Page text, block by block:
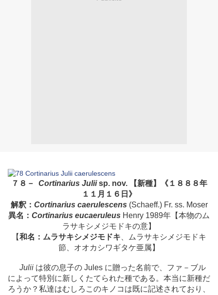
７８－ Cortinarius Juliisp. nov. 【新種】《１８８８年
１１月１６日》
解釈： Cortinarius caerulescens (Schaeff.) Fr. ss. Moser
異名： Cortinarius eucaeruleus Henry 1989年【本物のム
ラサキシメジモドキの意】
【和名：ムラサキシメジモドキ 、ムラサキシメジモドキ
節、オオカシワギタケ亜属】
Julii は彼の息子の Jules に贈った名前で、ファ－ブル
によって特別に新しくたてられた種である。本当に新種だ
ろうか？私達はむしろこのキノコは既に記述されており、